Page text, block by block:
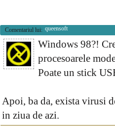
Comentariul lui: queensoft
Windows 98?!
procesoarele
Poate un stick
Apoi, ba da, exista virusi
in ziua de azi.